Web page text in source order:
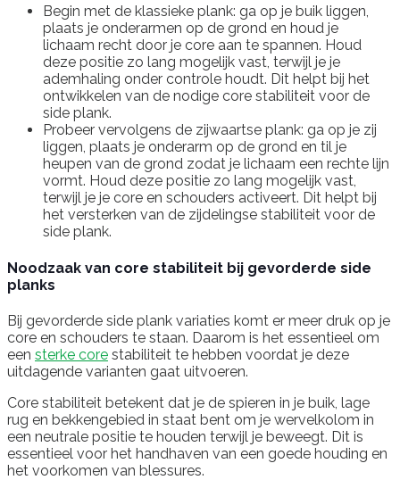
Begin met de klassieke plank: ga op je buik liggen,
plaats je onderarmen op de grond en houd je
lichaam recht door je core aan te spannen. Houd
deze positie zo lang mogelijk vast, terwijl je je
ademhaling onder controle houdt. Dit helpt bij het
ontwikkelen van de nodige core stabiliteit voor de
side plank.
Probeer vervolgens de zijwaartse plank: ga op je zij
liggen, plaats je onderarm op de grond en til je
heupen van de grond zodat je lichaam een rechte lijn
vormt. Houd deze positie zo lang mogelijk vast,
terwijl je je core en schouders activeert. Dit helpt bij
het versterken van de zijdelingse stabiliteit voor de
side plank.
Noodzaak van core stabiliteit bij gevorderde side
planks
Bij gevorderde side plank variaties komt er meer druk op je
core en schouders te staan. Daarom is het essentieel om
een sterke core stabiliteit te hebben voordat je deze
uitdagende varianten gaat uitvoeren.
Core stabiliteit betekent dat je de spieren in je buik, lage
rug en bekkengebied in staat bent om je wervelkolom in
een neutrale positie te houden terwijl je beweegt. Dit is
essentieel voor het handhaven van een goede houding en
het voorkomen van blessures.